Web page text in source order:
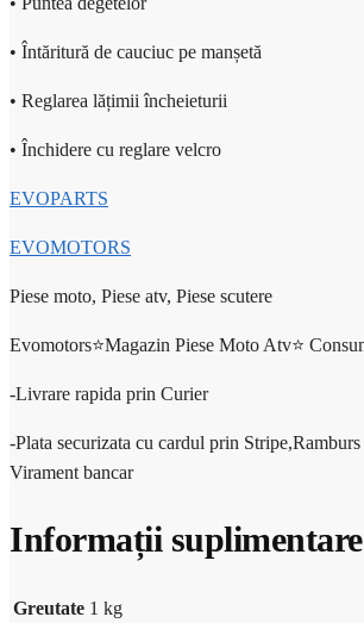
• Întăritură de cauciuc pe manșetă
• Reglarea lățimii încheieturii
• Închidere cu reglare velcro
EVOPARTS
EVOMOTORS
Piese moto, Piese atv, Piese scutere
Evomotors⭐️Magazin Piese Moto Atv⭐️
-Livrare rapida prin Curier
-Plata securizata cu cardul prin
Virament bancar
Informații suplimentare
Greutate 1 kg